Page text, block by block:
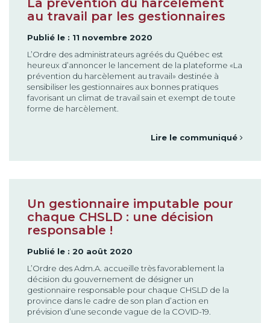
La prévention du harcèlement
au travail par les gestionnaires
Publié le : 11 novembre 2020
L’Ordre des administrateurs agréés du Québec est
heureux d’annoncer le lancement de la plateforme «La
prévention du harcèlement au travail» destinée à
sensibiliser les gestionnaires aux bonnes pratiques
favorisant un climat de travail sain et exempt de toute
forme de harcèlement.
Lire le communiqué
Un gestionnaire imputable pour
chaque CHSLD : une décision
responsable !
Publié le : 20 août 2020
L’Ordre des Adm.A. accueille très favorablement la
décision du gouvernement de désigner un
gestionnaire responsable pour chaque CHSLD de la
province dans le cadre de son plan d’action en
prévision d’une seconde vague de la COVID-19.